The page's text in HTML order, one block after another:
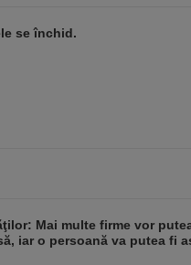
se închid.
Mai multe firme vor
iar o persoană va putea fi